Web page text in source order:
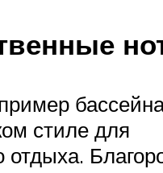
стиле для
отдыха.